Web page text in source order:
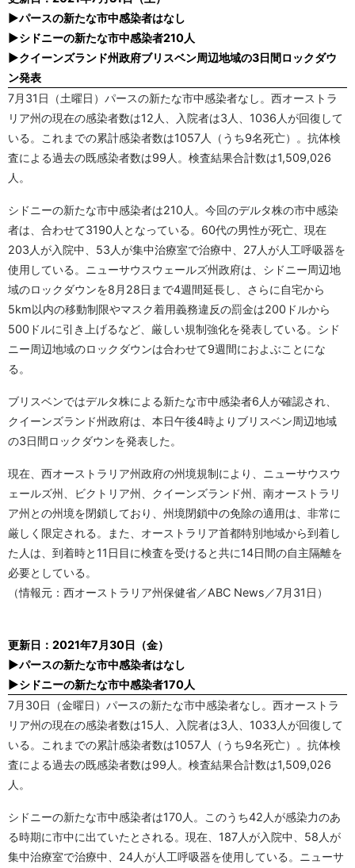
▶パースの新たな市中感染者はなし
▶シドニーの新たな市中感染者210人
▶クイーンズランド州政府ブリスベン周辺地域の3日間ロックダウ
ン発表
7月31日（土曜日）パースの新たな市中感染者なし。西オーストラ
リア州の現在の感染者数は12人、入院者は3人、1036人が回復して
いる。これまでの累計感染者数は1057人（うち9名死亡）。抗体検
査による過去の既感染者数は99人。検査結果合計数は1,509,026
人。
シドニーの新たな市中感染者は210人。今回のデルタ株の市中感染
者は、合わせて3190人となっている。60代の男性が死亡、現在
203人が入院中、53人が集中治療室で治療中、27人が人工呼吸器を
使用している。ニューサウスウェールズ州政府は、シドニー周辺地
域のロックダウンを8月28日まで4週間延長し、さらに自宅から
5km以内の移動制限やマスク着用義務違反の罰金は200ドルから
500ドルに引き上げるなど、厳しい規制強化を発表している。シド
ニー周辺地域のロックダウンは合わせて9週間におよぶことにな
る。
ブリスベンではデルタ株による新たな市中感染者6人が確認され、
クイーンズランド州政府は、本日午後4時よりブリスベン周辺地域
の3日間ロックダウンを発表した。
現在、西オーストラリア州政府の州境規制により、ニューサウスウ
ェールズ州、ビクトリア州、クイーンズランド州、南オーストラリ
ア州との州境を閉鎖しており、州境閉鎖中の免除の適用は、非常に
厳しく限定される。また、オーストラリア首都特別地域から到着し
た人は、到着時と11日目に検査を受けると共に14日間の自主隔離を
必要としている。
（情報元：西オーストラリア州保健省／ABC News／7月31日）
更新日：2021年7月30日（金）
▶パースの新たな市中感染者はなし
▶シドニーの新たな市中感染者170人
7月30日（金曜日）パースの新たな市中感染者なし。西オーストラ
リア州の現在の感染者数は15人、入院者は3人、1033人が回復して
いる。これまでの累計感染者数は1057人（うち9名死亡）。抗体検
査による過去の既感染者数は99人。検査結果合計数は1,509,026
人。
シドニーの新たな市中感染者は170人。このうち42人が感染力のあ
る時期に市中に出ていたとされる。現在、187人が入院中、58人が
集中治療室で治療中、24人が人工呼吸器を使用している。ニューサ